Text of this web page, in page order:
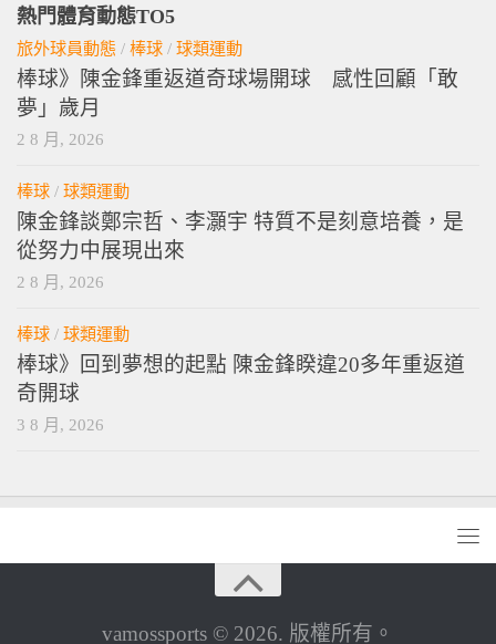
熱門體育動態TO5
旅外球員動態 / 棒球 / 球類運動
棒球》陳金鋒重返道奇球場開球 感性回顧「敢
夢」歲月
2 8 月, 2026
棒球 / 球類運動
陳金鋒談鄭宗哲、李灝宇 特質不是刻意培養，是
從努力中展現出來
2 8 月, 2026
棒球 / 球類運動
棒球》回到夢想的起點 陳金鋒睽違20多年重返道
奇開球
3 8 月, 2026
vamossports © 2026. 版權所有。